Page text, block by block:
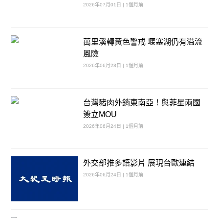
2026年07月01日 | 1個月前
萬里溪轉黃色警戒 堰塞湖仍有溢流
風險
2026年06月28日 | 1個月前
台灣豬肉外銷東南亞！與菲星兩國
簽立MOU
2026年06月24日 | 1個月前
外交部推多語影片 展現台歐連結
2026年06月24日 | 1個月前